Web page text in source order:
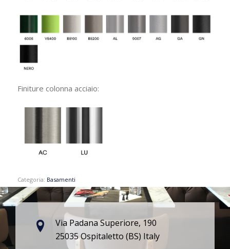
Finiture colonna acciaio:
Categoria: Basamenti
Via Padana Superiore, 190
25035 Ospitaletto (BS) Italy